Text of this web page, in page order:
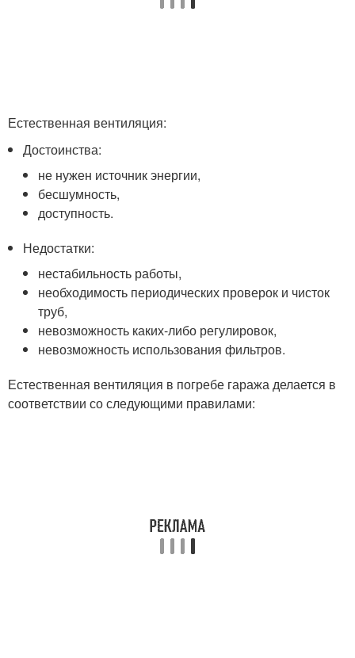
Естественная вентиляция:
Достоинства:
не нужен источник энергии,
бесшумность,
доступность.
Недостатки:
нестабильность работы,
необходимость периодических проверок и чисток
труб,
невозможность каких-либо регулировок,
невозможность использования фильтров.
Естественная вентиляция в погребе гаража делается в
соответствии со следующими правилами: